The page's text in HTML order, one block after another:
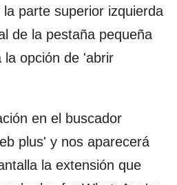
parte superior izquierda
de la pestaña pequeña
la opción de 'abrir
en el buscador
plus' y nos aparecerá
la extensión que